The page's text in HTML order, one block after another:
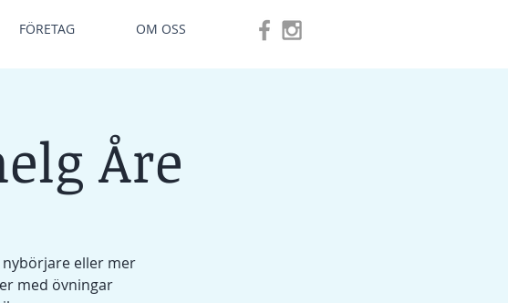
FÖRETAG OM OSS
Åre
eller mer
med övningar